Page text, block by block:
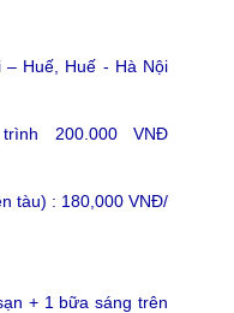
Huế, Huế - Hà Nội
200.000 VNĐ
tàu) : 180,000 VNĐ/
+ 1 bữa sáng trên